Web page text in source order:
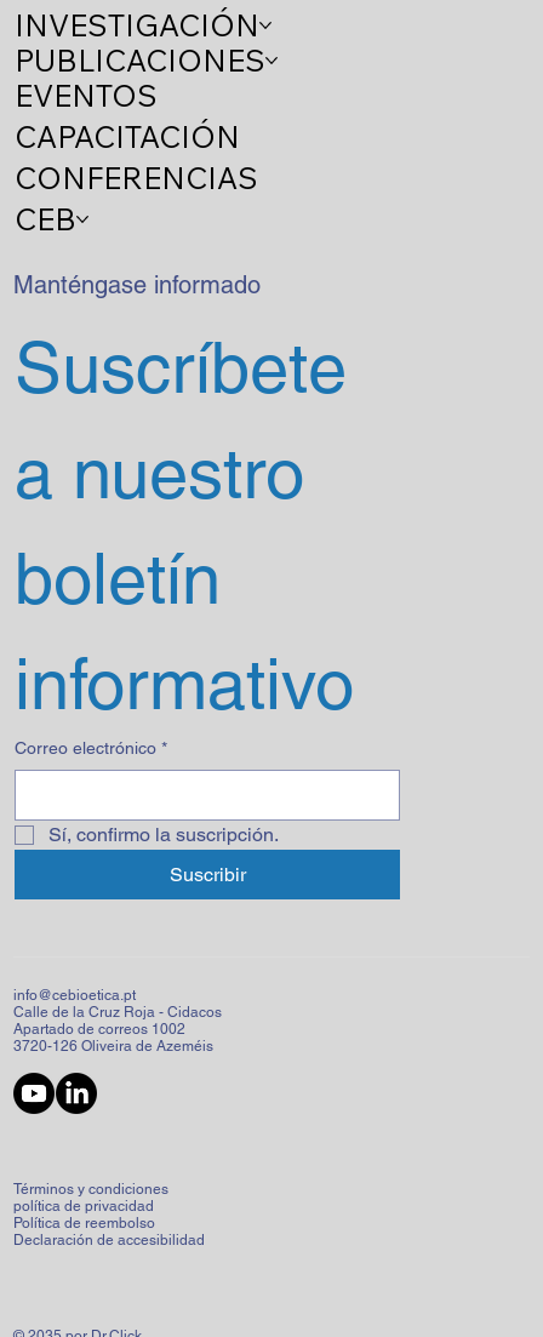
INVESTIGACIÓN
PUBLICACIONES
EVENTOS
CAPACITACIÓN
CONFERENCIAS
CEB
Manténgase informado
Suscríbete
a nuestro
boletín
informativo
Correo electrónico *
Sí, confirmo la suscripción.
Suscribir
info@cebioetica.pt
Calle de la Cruz Roja - Cidacos
Apartado de correos 1002
3720-126 Oliveira de Azeméis
Términos y condiciones
política de privacidad
Política de reembolso
Declaración de accesibilidad